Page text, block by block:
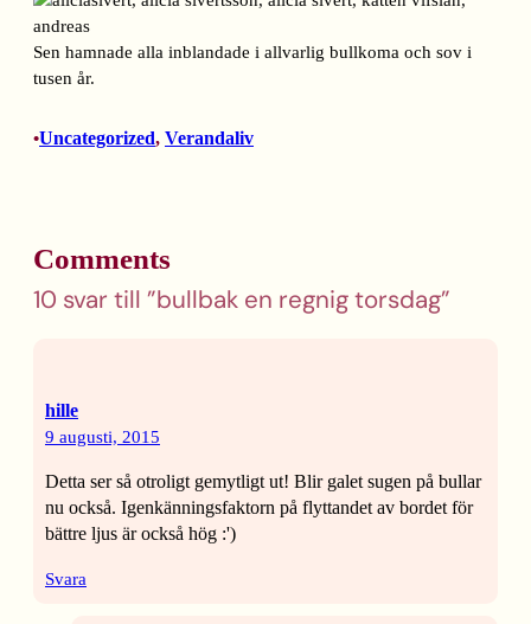
Sen hamnade alla inblandade i allvarlig bullkoma och sov i
tusen år.
•Uncategorized, Verandaliv
Comments
10 svar till ”bullbak en regnig torsdag”
hille
9 augusti, 2015
Detta ser så otroligt gemytligt ut! Blir galet sugen på bullar
nu också. Igenkänningsfaktorn på flyttandet av bordet för
bättre ljus är också hög :')
Svara